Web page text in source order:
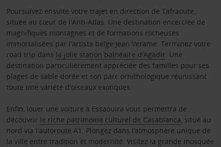
Poursuivez ensuite votre trajet en direction de Tafraoute,
située au cœur de l'Anti-Atlas. Une destination encerclée de
magnifiques montagnes et de formations rocheuses
immortalisées par l'artiste belge Jean Verame. Terminez votre
road trip dans la jolie station balnéaire d'Agadir. Une
destination particulièrement appréciée des familles pour ses
plages de sable dorée et son parc ornithologique réunissant
toute une variété d'oiseaux exotiques.
Enfin, louer une voiture à Essaouira vous permettra de
découvrir le riche patrimoine culturel de Casablanca, situé au
nord via l'autoroute A1. Plongez dans l’atmosphère unique de
la ville entre tradition et modernité. Visitez la grande mosquée